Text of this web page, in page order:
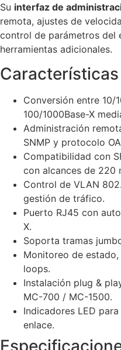
Su interfaz de
remota, ajustes de
control de parámetros del
herramientas adicionales.
Conversión entre 10/
100/1000Base-X
Administración
SNMP y protocolo
Compatibilidad con
con alcances de 220
Control de VLAN
gestión de tráfico.
Puerto RJ45 con
X.
Soporta tramas
Monitoreo de
loops.
Instalación plug &
MC-700 / MC-1500.
Indicadores LED
enlace.